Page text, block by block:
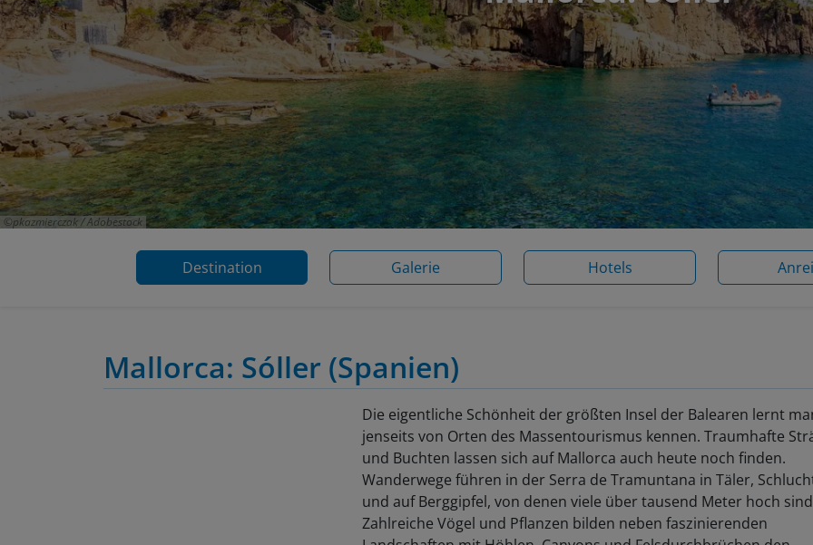
pkazmierczak / Adobestock
Destination Galerie Hotels
Mallorca: Sóller (Spanien)
Die eigentliche Schönheit der größten Insel der Balearen lernt
jenseits von Orten des Massentourismus kennen. Traumhafte
und Buchten lassen sich auf Mallorca auch heute noch finden.
Wanderwege führen in der Serra de Tramuntana in Täler,
und auf Berggipfel, von denen viele über tausend Meter hoch
Zahlreiche Vögel und Pflanzen bilden neben faszinierenden
Landschaften mit Höhlen, Canyons und Felsdurchbrüchen den